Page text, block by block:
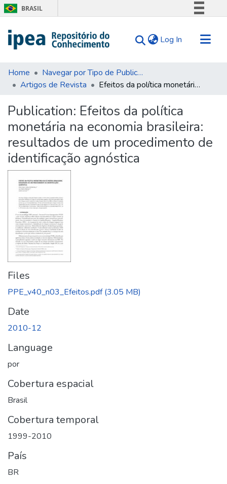
BRASIL
Comunica BR
Acesso à informação
Legislação
Log In (current)
Communities & Collections
Search for
Statistics
About Us
Home
Navegar por Tipo de Publicação
Artigos de Revista
Efeitos da política monetária na economia brasileira: resultados de um procedimento de identificação agnóstica
Publication: Efeitos da política
monetária na economia brasileira:
resultados de um procedimento de
identificação agnóstica
Files
PPE_v40_n03_Efeitos.pdf(3.05 MB)
Date
2010-12
Language
por
Cobertura espacial
Brasil
Cobertura temporal
1999-2010
País
BR